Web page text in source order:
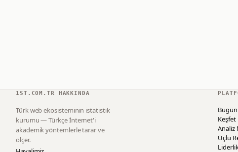
1ST.COM.TR HAKKINDA
Türk web ekosisteminin istatistik
kurumu — Türkçe İnternet'i
akademik yöntemlerle tarar ve
ölçer.
Keşfet
Analiz
Üçlü